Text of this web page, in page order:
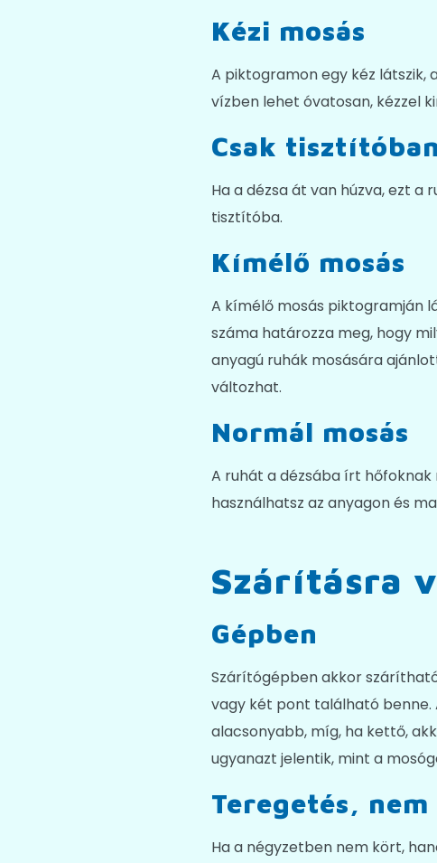
Kézi mosás
A piktogramon egy kéz látszik,
vízben lehet óvatosan, kézzel
Csak tisztítóban
Ha a dézsa át van húzva, ezt
tisztítóba.
Kímélő mosás
A kímélő mosás piktogramján
száma határozza meg, hogy
anyagú ruhák mosására
változhat.
Normál mosás
A ruhát a dézsába írt
használhatsz az anyagon és
Szárításra
Gépben
Szárítógépben akkor
vagy két pont található benne.
alacsonyabb, míg, ha kettő,
ugyanazt jelentik, mint a
Teregetés,
Ha a négyzetben nem kört,